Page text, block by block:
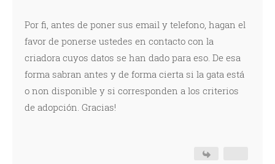
Por fi, antes de poner sus email y telefono, hagan el
favor de ponerse ustedes en contacto con la
criadora cuyos datos se han dado para eso. De esa
forma sabran antes y de forma cierta si la gata está
o non disponible y si corresponden a los criterios
de adopción. Gracias!